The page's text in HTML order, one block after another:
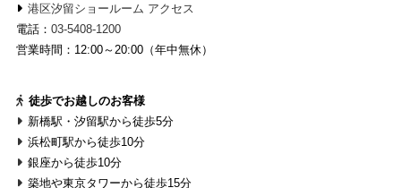
港区汐留ショールーム アクセス
電話： 03-5408-1200
営業時間：12:00～20:00（年中無休）
徒歩でお越しのお客様
新橋駅・汐留駅から徒歩5分
浜松町駅から徒歩10分
銀座から徒歩10分
築地や東京タワーから徒歩15分